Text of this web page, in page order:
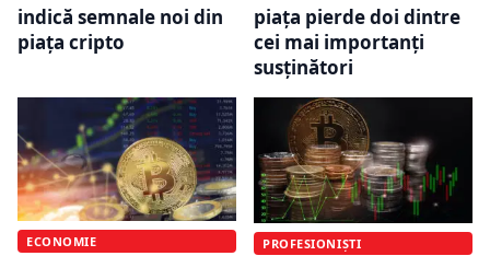
indică semnale noi din
piața cripto
piața pierde doi dintre
cei mai importanți
susținători
ECONOMIE PROFESIONIȘTI